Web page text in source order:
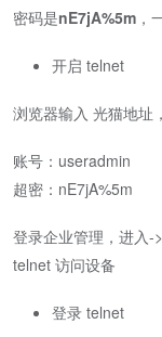
密码是nE7jA%5m ，
开启 telnet
浏览器输入 光猫地址
账号：useradmin
超密：nE7jA%5m
登录企业管理，进入-
telnet 访问设备
登录 telnet